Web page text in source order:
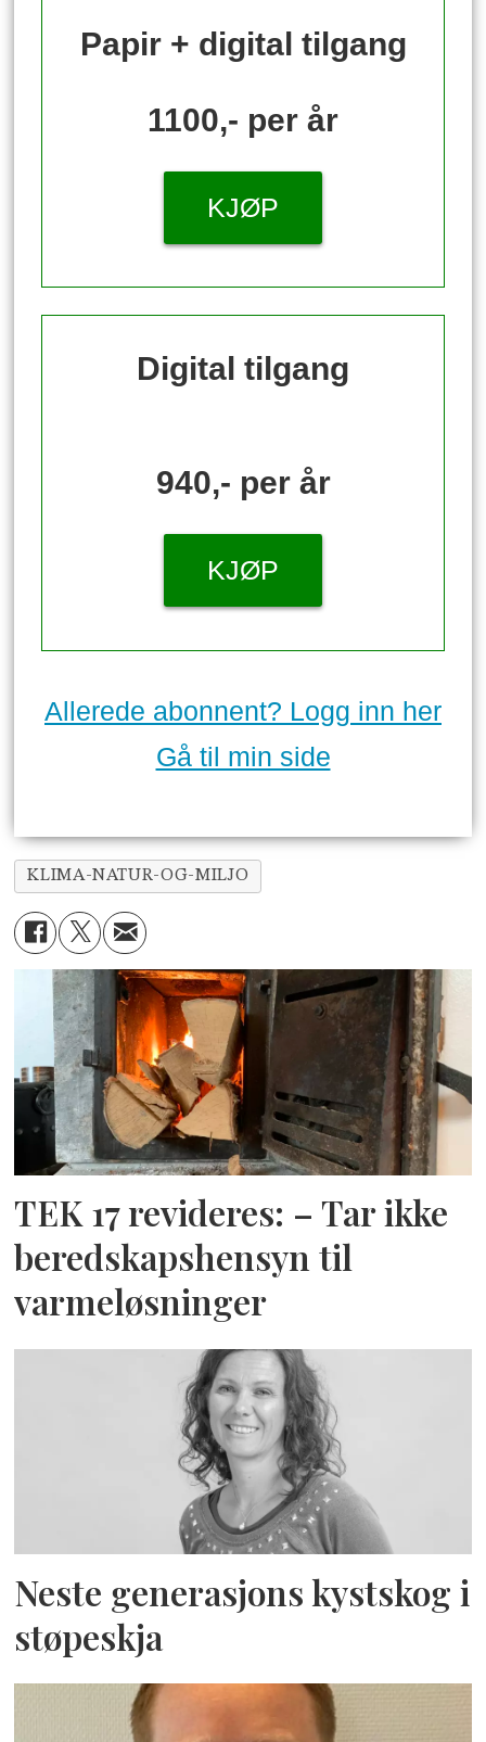
Papir + digital tilgang
1100,- per år
KJØP
Digital tilgang
940,- per år
KJØP
Allerede abonnent? Logg inn her
Gå til min side
KLIMA-NATUR-OG-MILJO
TEK 17 revideres: – Tar ikke
beredskapshensyn til
varmeløsninger
Neste generasjons kystskog i
støpeskja